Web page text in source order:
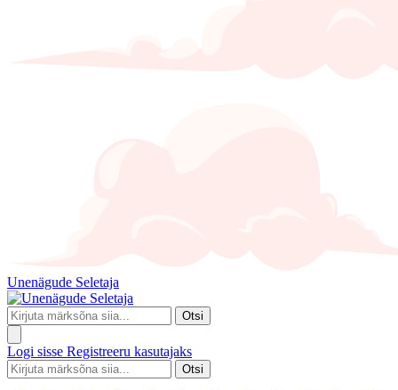
Unenägude Seletaja
Otsi
Logi sisse Registreeru kasutajaks
Otsi